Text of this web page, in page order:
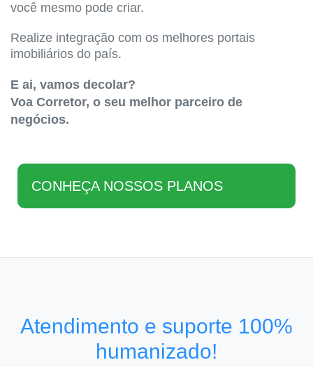
você mesmo pode criar.
Realize integração com os melhores portais
imobiliários do país.
E ai, vamos decolar?
Voa Corretor, o seu melhor parceiro de
negócios.
CONHEÇA NOSSOS PLANOS
Atendimento e suporte 100%
humanizado!